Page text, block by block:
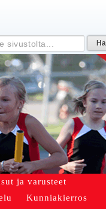
ja varusteet
Kunniakierros